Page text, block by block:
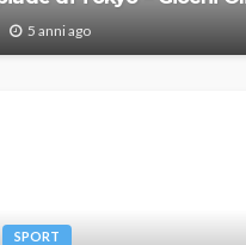
5 anni ago
SPORT